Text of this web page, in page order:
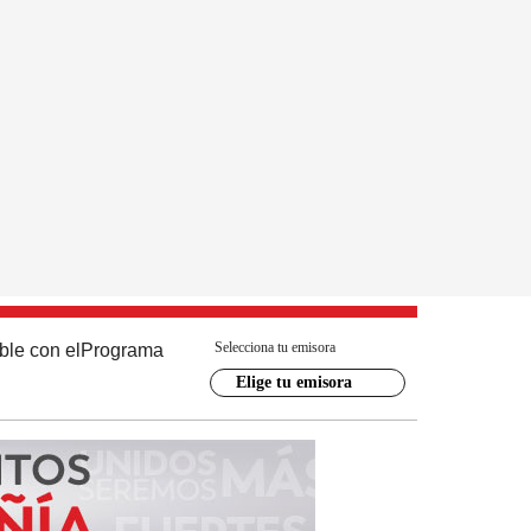
con el Programa Selecciona tu emisora
Elige tu emisora